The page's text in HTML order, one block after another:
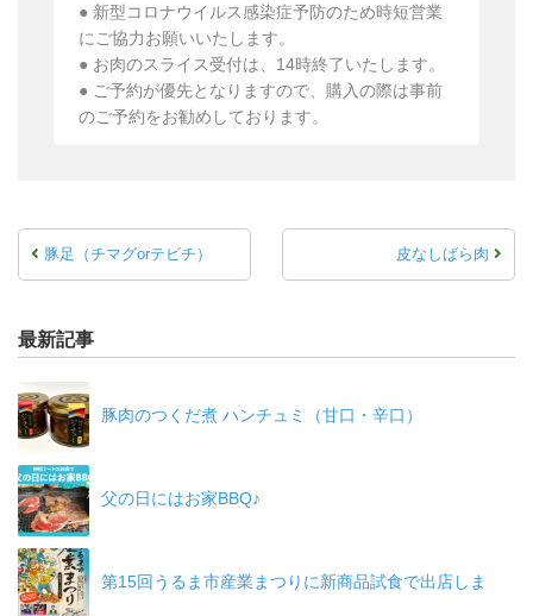
● 新型コロナウイルス感染症予防のため時短営業
にご協力お願いいたします。
● お肉のスライス受付は、14時終了いたします。
● ご予約が優先となりますので、購入の際は事前
のご予約をお勧めしております。
皮なしばら肉
豚足（チマグorテビチ）
最新記事
豚肉のつくだ煮 ハンチュミ（甘口・辛口）
父の日にはお家BBQ♪
第15回うるま市産業まつりに新商品試食で出店しま